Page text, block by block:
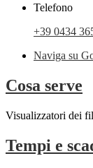
Telefono
+39 0434
Naviga su
Cosa serve
Visualizzatori dei
Tempi e